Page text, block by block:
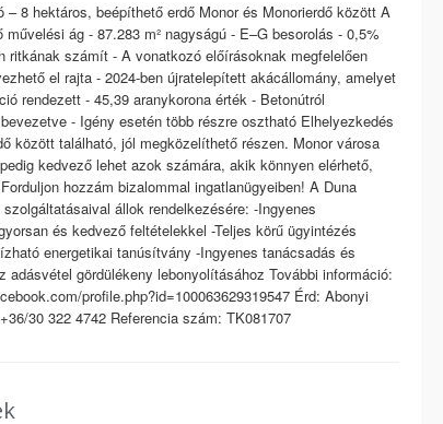
– 8 hektáros, beépíthető erdő Monor és Monorierdő között A
ág - 87.283 m² nagyságú - E–G besorolás - 0,5%
ritkának számít - A vonatkozó előírásoknak megfelelően
el rajta - 2024-ben újratelepített akácállomány, amelyet
rendezett - 45,39 aranykorona érték - Betonútról
- Igény esetén több részre osztható Elhelyezkedés
között található, jól megközelíthető részen. Monor városa
kedvező lehet azok számára, akik könnyen elérhető,
hozzám bizalommal ingatlanügyeiben! A Duna
állok rendelkezésére: -Ingyenes
és kedvező feltételekkel -Teljes körű ügyintézés
energetikai tanúsítvány -Ingyenes tanácsadás és
gördülékeny lebonyolításához További információ:
profile.php?id=100063629319547 Érd: Abonyi
30 322 4742 Referencia szám: TK081707